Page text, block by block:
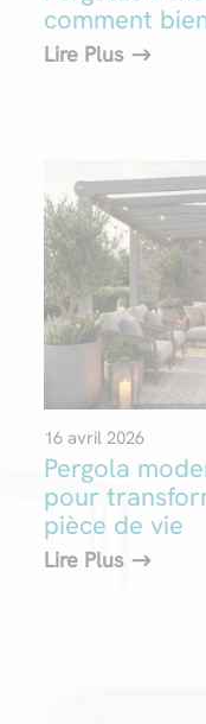
comment
Lire Plus
Pergola
pour
pièce de vie
16 avril 2026
Lire Plus